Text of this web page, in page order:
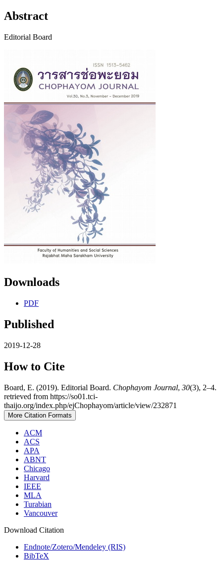
Abstract
Editorial Board
Downloads
PDF
Published
2019-12-28
How to Cite
Board, E. (2019). Editorial Board. Chophayom Journal, 30(3), 2–4.
retrieved from https://so01.tci-
thaijo.org/index.php/ejChophayom/article/view/232871
More Citation Formats
ACM
ACS
APA
ABNT
Chicago
Harvard
IEEE
MLA
Turabian
Vancouver
Download Citation
Endnote/Zotero/Mendeley (RIS)
BibTeX